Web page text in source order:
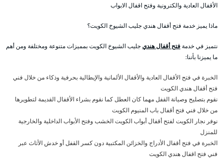
الأقفال العادية والكترونية وفتح اقفال الابواب
ماذا يميز خدمة فتح أقفال هندي جليب الشيوخ الكويت؟
نتميز في خدمةفتح أقفال هنديجليب الشيوخ الكويت بمميزات متنوعة ومختلفة ومن أهم
ما يميزنا بأننا:
الخبرة في فتح الأقفال العادية والأقفال الألمانية والإيطالية بحرفية وذكاء من خلال فني
فتح أقفال هندي الكويت
نقوم بتصليح وصيانة القفل مهما كان العطل كما نقوم بشراء الأقفال القديمة لتطويرها
من خلال فني فتح أقفال باب المنيوم الكويت
نوفر نجار الكويت لفتح أقفال أبواب الكويت الخشب وفتح الأبواب الداخلية والخارجية
للمنزل
الخبرة في فتح أقفال الأدراج والخزائن المكتبية دون كسر القفل أو خدش الأثاث عبر
فني فتح اقفال هندي الكويت